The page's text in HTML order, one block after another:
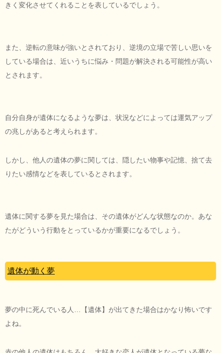
きく変化させてくれることを表しているでしょう。
また、逆転の意味が強いとされており、逆境の立場で苦しい思いを
している場合は、近いうちに悩み・問題が解決される可能性が高い
とされます。
自分自身が遺体になるような夢は、状況などによっては運気アップ
の兆しがあると考えられます。
しかし、他人の遺体の夢に関しては、隠したい物事や記憶、捨て去
りたい感情などを表しているとされます。
遺体に関する夢を見た場合は、その遺体がどんな状態なのか。あな
たがどういう行動をとっているかが重要になるでしょう。
遺体が動く夢
夢の中に死んでいる人…【遺体】が出てきた場合はかなり怖いです
よね。